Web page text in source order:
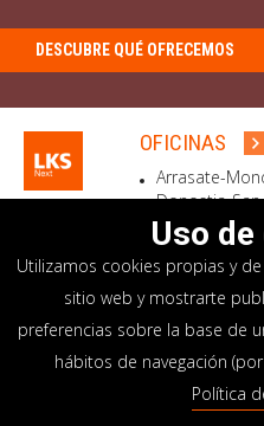
DESCUBRE QUÉ OFRECEMOS
OFICINAS
Arrasate-
Donostia-
Madrid
El
SEDE SOCIAL
Goiru, 7
CP 20500
+34 900 84 14 14
Uso
Utilizamos cookies propias y
sitio web y mostrarte
preferencias sobre la base de
hábitos de navegación
Política